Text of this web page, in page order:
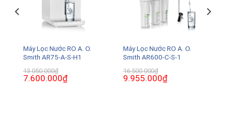
Máy Lọc Nước RO A. O.
Smith AR75-A-S-H1
13.050.000₫
Giá
gốc
7.600.000₫Giá
hiện
Máy Lọc Nước RO A. O.
Smith AR600-C-S-1
16.500.000₫
Giá
gốc
9.955.000₫Giá
hiện